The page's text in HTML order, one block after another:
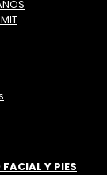
Y PIES